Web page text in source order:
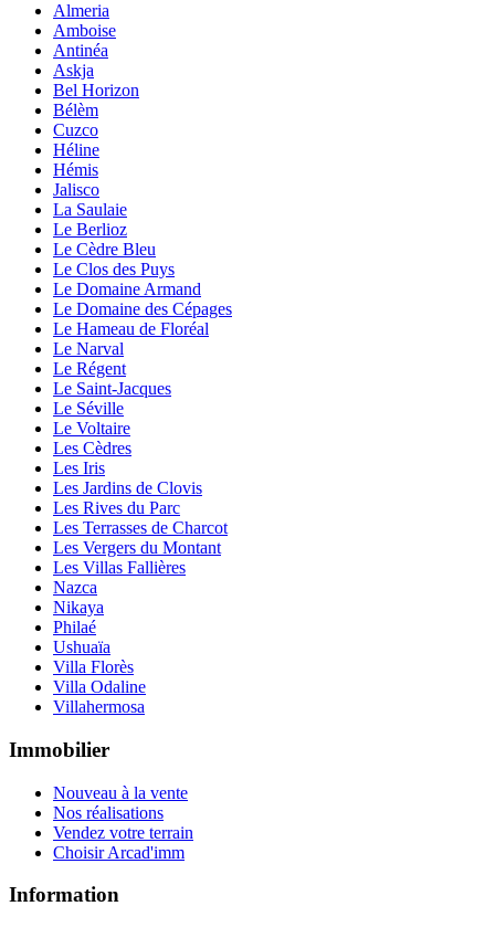
Almeria
Amboise
Antinéa
Askja
Bel Horizon
Bélèm
Cuzco
Héline
Hémis
Jalisco
La Saulaie
Le Berlioz
Le Cèdre Bleu
Le Clos des Puys
Le Domaine Armand
Le Domaine des Cépages
Le Hameau de Floréal
Le Narval
Le Régent
Le Saint-Jacques
Le Séville
Le Voltaire
Les Cèdres
Les Iris
Les Jardins de Clovis
Les Rives du Parc
Les Terrasses de Charcot
Les Vergers du Montant
Les Villas Fallières
Nazca
Nikaya
Philaé
Ushuaïa
Villa Florès
Villa Odaline
Villahermosa
Immobilier
Nouveau à la vente
Nos réalisations
Vendez votre terrain
Choisir Arcad'imm
Information